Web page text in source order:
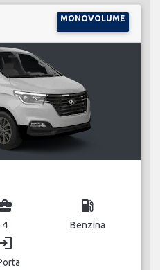
MONOVOLUME
4
local_gas_station
Benzina